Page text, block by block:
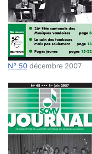
N° 50 décembre 2007